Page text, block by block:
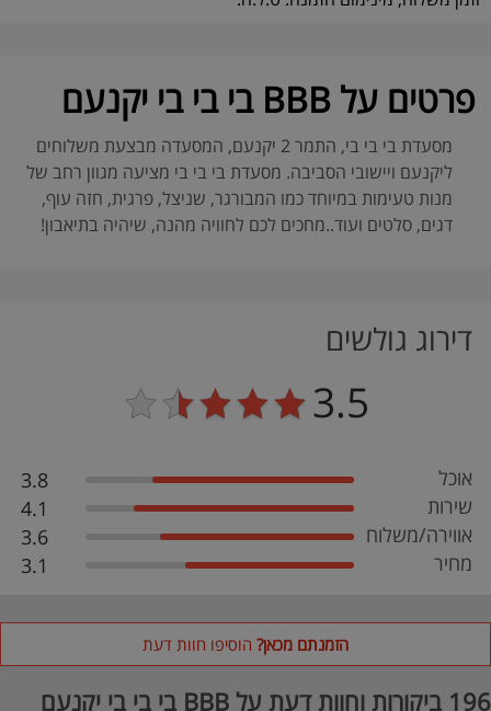
פרטים על BBB בי בי בי יקנעם
מסעדת בי בי בי, התמר 2 יקנעם, המסעדה מבצעת משלוחים
ליקנעם ויישובי הסביבה. מסעדת בי בי בי מציעה מגוון רחב של
מנות טעימות במיוחד כמו המבורגר, שניצל, פרגית, חזה עוף,
דגים, סלטים ועוד..מחכים לכם לחוויה מהנה, שיהיה בתיאבון!
דירוג גולשים
3.5
אוכל
3.8
שירות
4.1
אווירה/משלוח
3.6
מחיר
3.1
הזמנתם מכאן? הוסיפו חוות דעת
196 ביקורות וחוות דעת על BBB בי בי בי יקנעם